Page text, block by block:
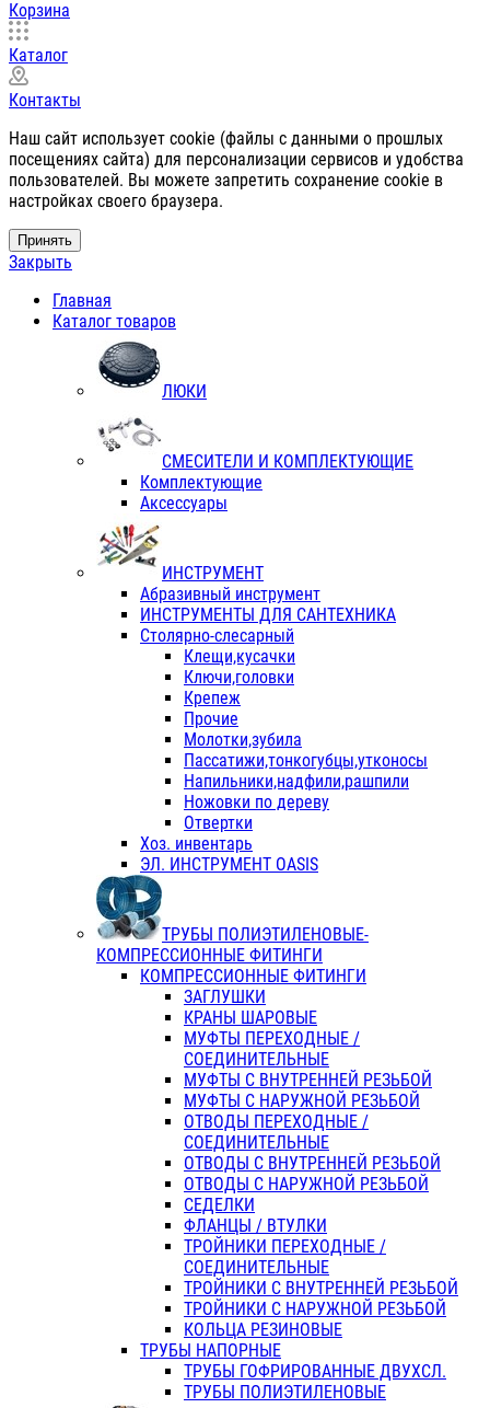
Корзина
Каталог
Контакты
Наш сайт использует cookie (файлы с данными о прошлых
посещениях сайта) для персонализации сервисов и удобства
пользователей. Вы можете запретить сохранение cookie в
настройках своего браузера.
Принять
Закрыть
Главная
Каталог товаров
ЛЮКИ
СМЕСИТЕЛИ И КОМПЛЕКТУЮЩИЕ
Комплектующие
Аксессуары
ИНСТРУМЕНТ
Абразивный инструмент
ИНСТРУМЕНТЫ ДЛЯ САНТЕХНИКА
Столярно-слесарный
Клещи,кусачки
Ключи,головки
Крепеж
Прочие
Молотки,зубила
Пассатижи,тонкогубцы,утконосы
Напильники,надфили,рашпили
Ножовки по дереву
Отвертки
Хоз. инвентарь
ЭЛ. ИНСТРУМЕНТ OASIS
ТРУБЫ ПОЛИЭТИЛЕНОВЫЕ-
КОМПРЕССИОННЫЕ ФИТИНГИ
КОМПРЕССИОННЫЕ ФИТИНГИ
ЗАГЛУШКИ
КРАНЫ ШАРОВЫЕ
МУФТЫ ПЕРЕХОДНЫЕ /
СОЕДИНИТЕЛЬНЫЕ
МУФТЫ С ВНУТРЕННЕЙ РЕЗЬБОЙ
МУФТЫ С НАРУЖНОЙ РЕЗЬБОЙ
ОТВОДЫ ПЕРЕХОДНЫЕ /
СОЕДИНИТЕЛЬНЫЕ
ОТВОДЫ С ВНУТРЕННЕЙ РЕЗЬБОЙ
ОТВОДЫ С НАРУЖНОЙ РЕЗЬБОЙ
СЕДЕЛКИ
ФЛАНЦЫ / ВТУЛКИ
ТРОЙНИКИ ПЕРЕХОДНЫЕ /
СОЕДИНИТЕЛЬНЫЕ
ТРОЙНИКИ С ВНУТРЕННЕЙ РЕЗЬБОЙ
ТРОЙНИКИ С НАРУЖНОЙ РЕЗЬБОЙ
КОЛЬЦА РЕЗИНОВЫЕ
ТРУБЫ НАПОРНЫЕ
ТРУБЫ ГОФРИРОВАННЫЕ ДВУХСЛ.
ТРУБЫ ПОЛИЭТИЛЕНОВЫЕ